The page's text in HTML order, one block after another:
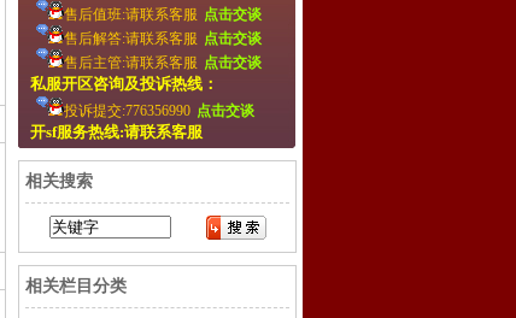
售后值班:请联系客服 点击交谈
售后解答:请联系客服 点击交谈
售后主管:请联系客服 点击交谈
私服开区咨询及投诉热线：
投诉提交:776356990 点击交谈
开sf服务热线:请联系客服
相关搜索
相关栏目分类